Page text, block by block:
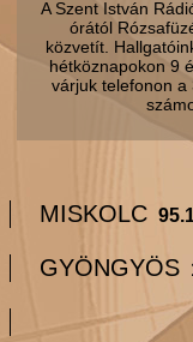
A Szent István
órától
közvetít.
hétköznapokon 9
várjuk telefonon
MISKOLC
GYÖNGYÖS